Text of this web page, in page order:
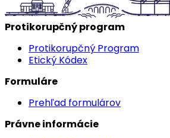
Protikorupčný program
Protikorupčný Program
Etický Kódex
Formuláre
Prehľad formulárov
Právne informácie